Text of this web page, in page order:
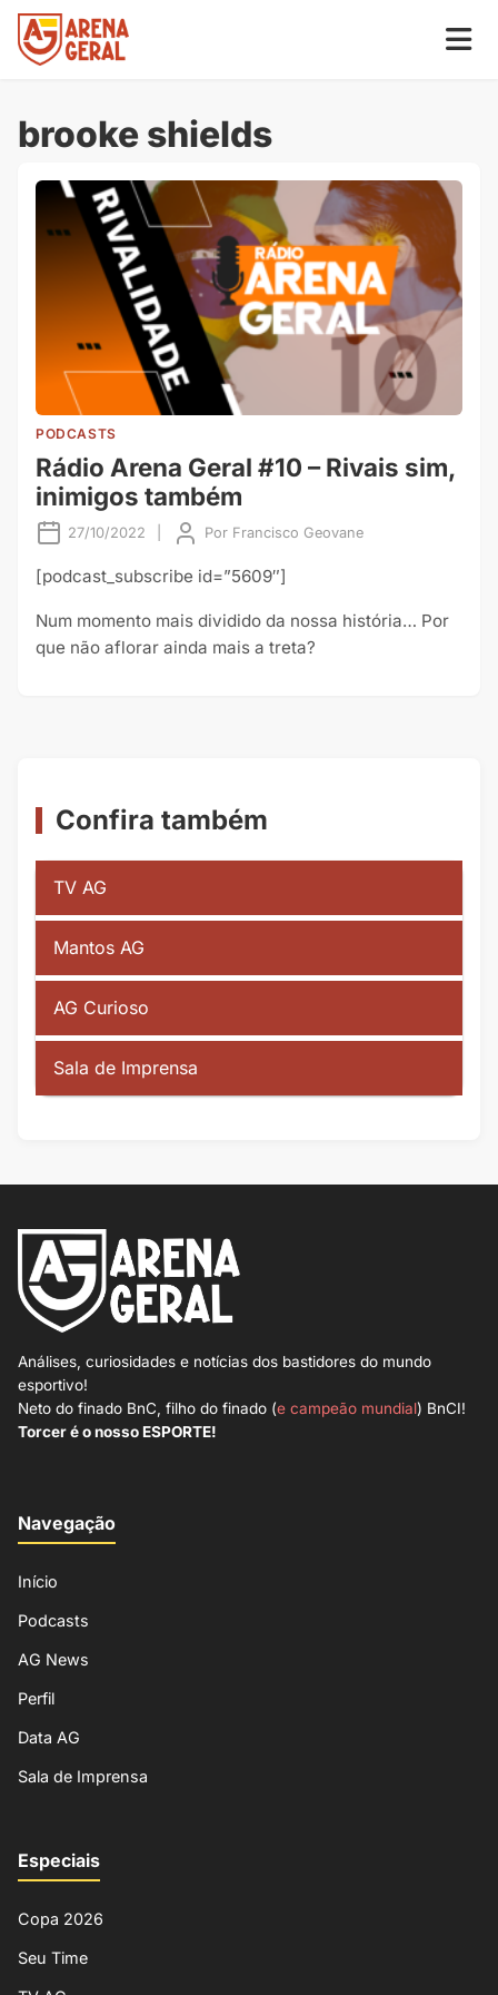
brooke shields
PODCASTS
Rádio Arena Geral #10 – Rivais sim,
inimigos também
27/10/2022 Por Francisco Geovane
[podcast_subscribe id=”5609″]
Num momento mais dividido da nossa história… Por
que não aflorar ainda mais a treta?
Confira também
TV AG
Mantos AG
AG Curioso
Sala de Imprensa
Análises, curiosidades e notícias dos bastidores do mundo
esportivo!
Neto do finado BnC, filho do finado (e campeão mundial) BnCI!
Torcer é o nosso ESPORTE!
Navegação
Início
Podcasts
AG News
Perfil
Data AG
Sala de Imprensa
Especiais
Copa 2026
Seu Time